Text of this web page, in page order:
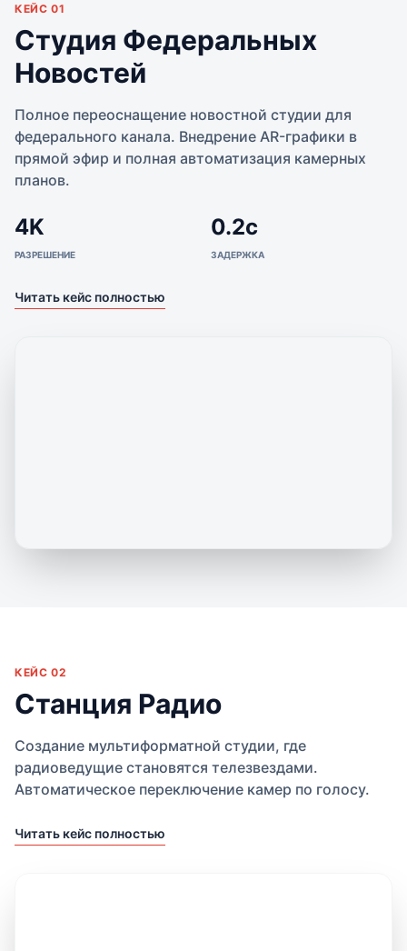
КЕЙС 01
Студия Федеральных
Новостей
Полное переоснащение новостной студии для
федерального канала. Внедрение AR-графики в
прямой эфир и полная автоматизация камерных
планов.
4K
РАЗРЕШЕНИЕ
0.2с
ЗАДЕРЖКА
Читать кейс полностью
КЕЙС 02
Станция Радио
Создание мультиформатной студии, где
радиоведущие становятся телезвездами.
Автоматическое переключение камер по голосу.
Читать кейс полностью